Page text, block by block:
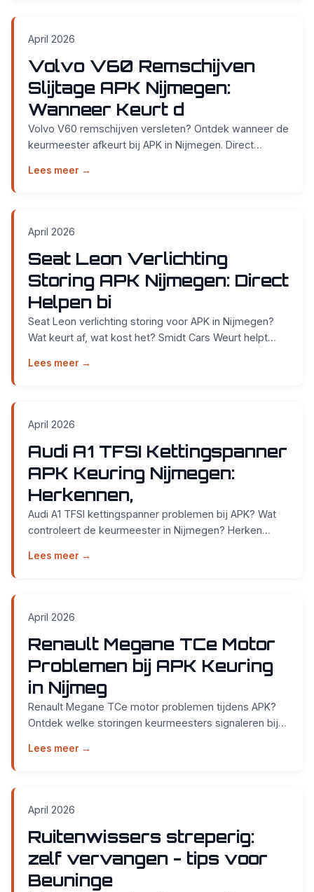
April 2026
Volvo V60 Remschijven
Slijtage APK Nijmegen:
Wanneer Keurt d
Volvo V60 remschijven versleten? Ontdek wanneer de
keurmeester afkeurt bij APK in Nijmegen. Direct
Lees meer →
April 2026
Seat Leon Verlichting
Storing APK Nijmegen: Direct
Helpen bi
Seat Leon verlichting storing voor APK in Nijmegen?
Wat keurt af, wat kost het? Smidt Cars Weurt helpt
Lees meer →
April 2026
Audi A1 TFSI Kettingspanner
APK Keuring Nijmegen:
Herkennen,
Audi A1 TFSI kettingspanner problemen bij APK? Wat
controleert de keurmeester in Nijmegen? Herken
Weurt...
Lees meer →
April 2026
Renault Megane TCe Motor
Problemen bij APK Keuring
in Nijmeg
Renault Megane TCe motor problemen tijdens APK?
Ontdek welke storingen keurmeesters signaleren bij
Lees meer →
April 2026
Ruitenwissers streperig:
zelf vervangen - tips voor
Beuninge